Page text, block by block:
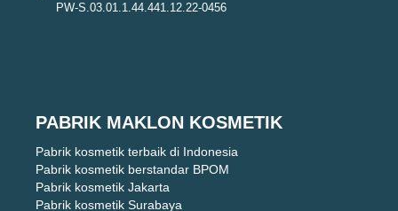
PW-S.03.01.1.44.441.12.22-0456
PABRIK MAKLON KOSMETIK
Pabrik kosmetik terbaik di Indonesia
Pabrik kosmetik berstandar BPOM
Pabrik kosmetik Jakarta
Pabrik kosmetik Surabaya